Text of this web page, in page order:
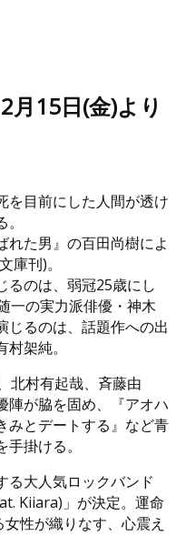
月15日(金)より
を目前にした人間が透け
れた男』の百田尚樹によ
庫刊)。
るのは、弱冠25歳にし
一の実力派俳優・神木
じるのは、話題作への出
架純。
北村有起哉、斉藤由
陣が脇を固め、『アオハ
みとデートする』など青
掛ける。
る大人気ロックバンド
Kiiara)」が決定。運命
性が織りなす、心震え